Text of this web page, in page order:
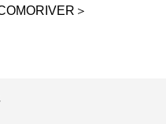
＞